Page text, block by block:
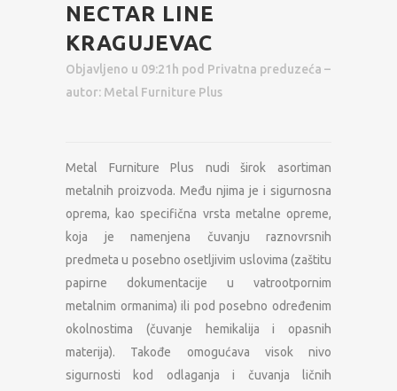
NECTAR LINE
KRAGUJEVAC
Objavljeno u 09:21h pod Privatna preduzeća –
autor: Metal Furniture Plus
Metal Furniture Plus nudi širok asortiman
metalnih proizvoda. Među njima je i sigurnosna
oprema, kao specifična vrsta metalne opreme,
koja je namenjena čuvanju raznovrsnih
predmeta u posebno osetljivim uslovima (zaštitu
papirne dokumentacije u vatrootpornim
metalnim ormanima) ili pod posebno određenim
okolnostima (čuvanje hemikalija i opasnih
materija). Takođe omogućava visok nivo
sigurnosti kod odlaganja i čuvanja ličnih